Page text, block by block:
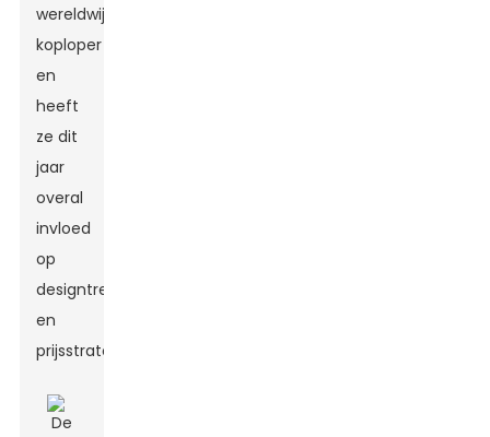
wereldwijde
koploper
en
heeft
ze dit
jaar
overal
invloed
op
designtrends
en
prijsstrategieën.